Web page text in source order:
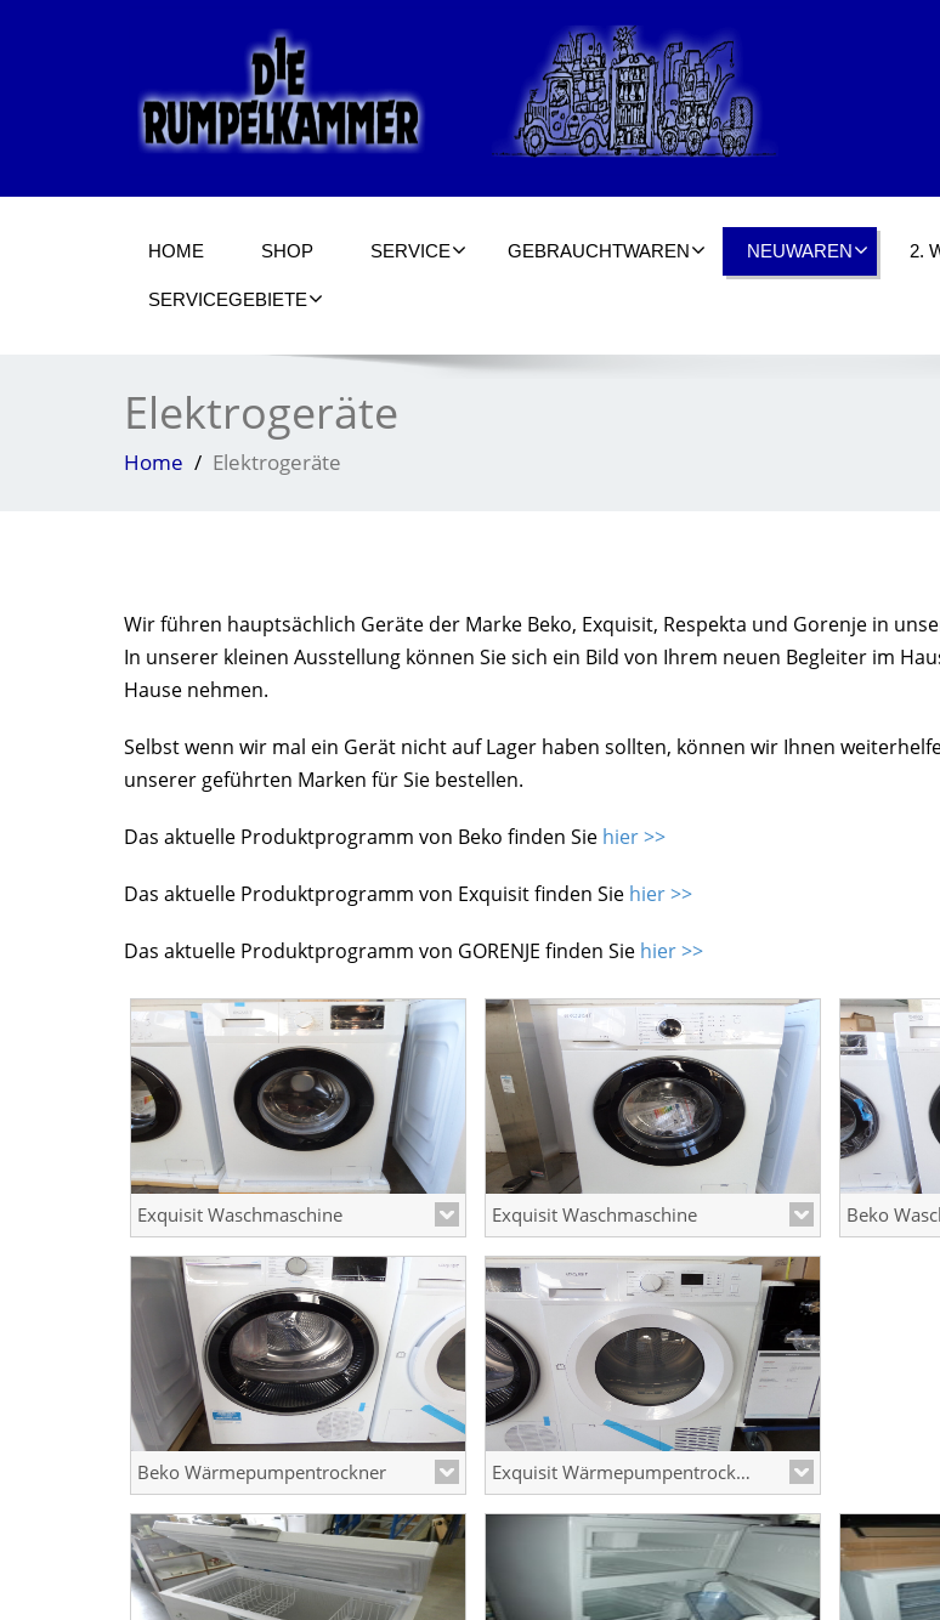
HOME SHOP SERVICE GEBRAUCHTWAREN NEUWAREN 2.
SERVICEGEBIETE
Elektrogeräte
Home Elektrogeräte
Wir führen hauptsächlich Geräte der Marke Beko, Exquisit, Respekta und Gorenje in
In unserer kleinen Ausstellung können Sie sich ein Bild von Ihrem neuen Begleiter im
Hause nehmen.
Selbst wenn wir mal ein Gerät nicht auf Lager haben sollten, können wir Ihnen
unserer geführten Marken für Sie bestellen.
Das aktuelle Produktprogramm von Beko finden Sie hier >>
Das aktuelle Produktprogramm von Exquisit finden Sie hier >>
Das aktuelle Produktprogramm von GORENJE finden Sie hier >>
Exquisit Waschmaschine
8kg Energieefizienzkl. A
Exquisit Waschmaschine
6kg Energieefizienzkl. A
Beko
Beko Wärmepumpentrockner
8kg Energieefizienzkl. A++
Exquisit Wärmepumpentrockner
8kg Energieefizienzkl. A++